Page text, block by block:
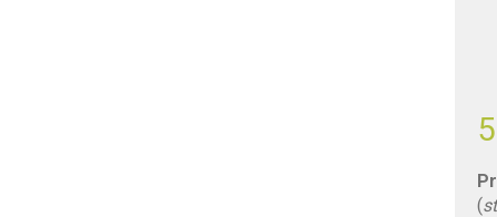
(